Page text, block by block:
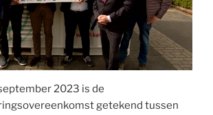
2023 is de
getekend tussen